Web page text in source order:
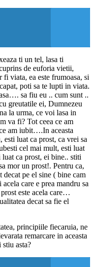
ti un tel, lasa ti
de euforia vietii,
fi viata, ea este frumoasa, si
poti sa te lupti in viata.
sa fiu eu .. cum sunt ..
greutatile ei, Dumnezeu
la urma, ce voi lasa in
va fi? Tot ceea ce am
am iubit….In aceasta
luat ca prost, ca vrei sa
cel mai mult, esti luat
ca prost, ei bine.. stiti
mor un prost!. Pentru ca,
decat pe el sine ( bine cam
care e prea mandru sa
este acela care…
decat sa fie el
principiile fiecaruia, ne
remarcare in aceasta
asta?